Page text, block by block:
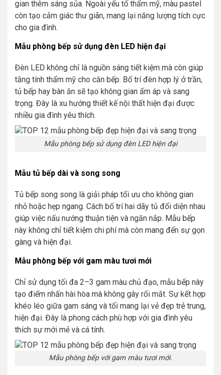
gian thêm sáng sủa. Ngoài yếu tố thẩm mỹ, màu pastel
còn tạo cảm giác thư giãn, mang lại năng lượng tích cực
cho gia đình.
Mẫu phòng bếp sử dụng đèn LED hiện đại
Đèn LED không chỉ là nguồn sáng tiết kiệm mà còn giúp
tăng tính thẩm mỹ cho căn bếp. Bố trí đèn hợp lý ở trần,
tủ bếp hay bàn ăn sẽ tạo không gian ấm áp và sang
trọng. Đây là xu hướng thiết kế nội thất hiện đại được
nhiều gia đình yêu thích.
Mẫu phòng bếp sử dụng đèn LED hiện đại
Mẫu tủ bếp dài và song song
Tủ bếp song song là giải pháp tối ưu cho không gian
nhỏ hoặc hẹp ngang. Cách bố trí hai dãy tủ đối diện nhau
giúp việc nấu nướng thuận tiện và ngăn nắp. Mẫu bếp
này không chỉ tiết kiệm chi phí mà còn mang đến sự gọn
gàng và hiện đại.
Mẫu phòng bếp với gam màu tươi mới
Chỉ sử dụng tối đa 2–3 gam màu chủ đạo, mẫu bếp này
tạo điểm nhấn hài hòa mà không gây rối mắt. Sự kết hợp
khéo léo giữa gam sáng và tối mang lại vẻ đẹp trẻ trung,
hiện đại. Đây là phong cách phù hợp với gia đình yêu
thích sự mới mẻ và cá tính.
Mẫu phòng bếp với gam màu tươi mới.